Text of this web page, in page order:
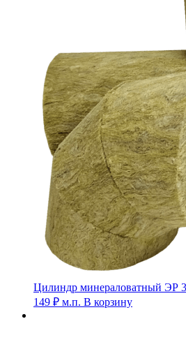
Цилиндр минераловатный ЭР
149 ₽ м.п. В корзину